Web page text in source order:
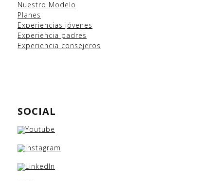
Nuestro Modelo
Planes
Experiencias jóvenes
Experiencia padres
Experiencia consejeros
SOCIAL